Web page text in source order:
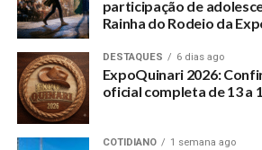
participação de
Rainha do Rodeio da
DESTAQUES 6 dias ago
ExpoQuinari 2026:
oficial completa de 13 a
COTIDIANO 1 semana ago